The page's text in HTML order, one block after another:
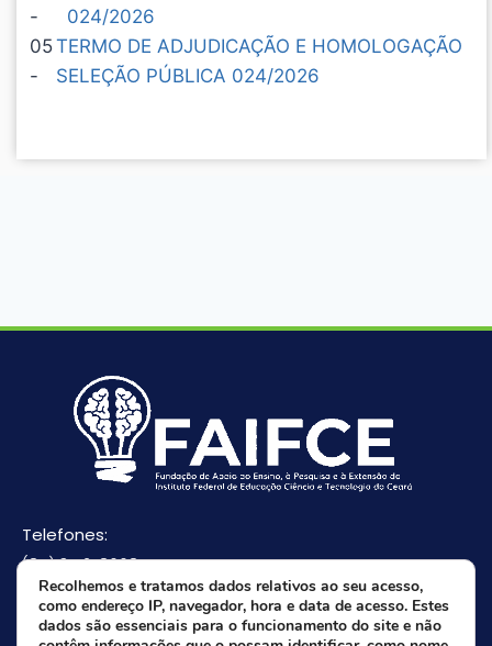
-
024/2026
05
-
TERMO DE ADJUDICAÇÃO E HOMOLOGAÇÃO
SELEÇÃO PÚBLICA 024/2026
Telefones:
(85) 3512-8668
(85) 9 8165-0582(Whatsapp)
E-mail:
Recolhemos e tratamos dados relativos ao seu acesso,
como endereço IP, navegador, hora e data de acesso. Estes
dados são essenciais para o funcionamento do site e não